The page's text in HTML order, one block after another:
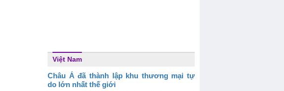
Việt Nam
Châu Á đã thành lập khu thương mại tự
do lớn nhất thế giới